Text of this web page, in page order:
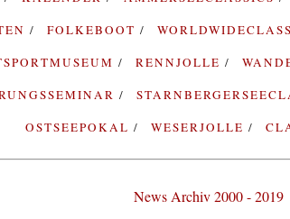
FOLKEBOOT
RENNJOLLE
OSTSEEPOKAL
WESERJOLLE
News Archiv 2000 - 2019